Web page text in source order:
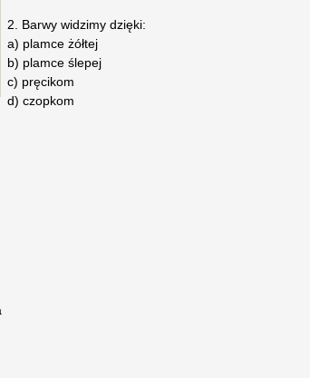
2. Barwy widzimy dzięki:
a) plamce żółtej
b) plamce ślepej
c) pręcikom
d) czopkom